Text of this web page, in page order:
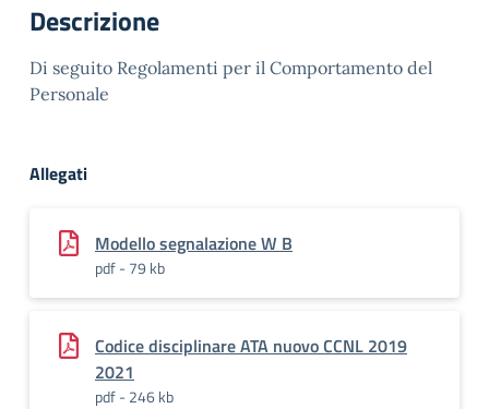
Descrizione
Di seguito Regolamenti per il Comportamento del
Personale
Allegati
Modello segnalazione W B
pdf - 79 kb
Codice disciplinare ATA nuovo CCNL 2019
2021
pdf - 246 kb